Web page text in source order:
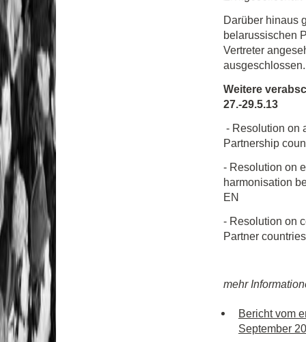
Darüber hinaus
belarussischen
Vertreter
ausgeschlossen.
Weitere
27.-29.5.13
- Resolution on
Partnership
- Resolution on
harmonisation
EN
- Resolution on
Partner
mehr
Bericht vom
September